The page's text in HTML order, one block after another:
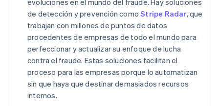
evoluciones en el mundo del fraude. Hay soluciones
de detección y prevención comoStripe Radar, que
trabajan con millones de puntos de datos
procedentes de empresas de todo el mundo para
perfeccionar y actualizar su enfoque de lucha
contra el fraude. Estas soluciones facilitan el
proceso para las empresas porque lo automatizan
sin que haya que destinar demasiados recursos
internos.